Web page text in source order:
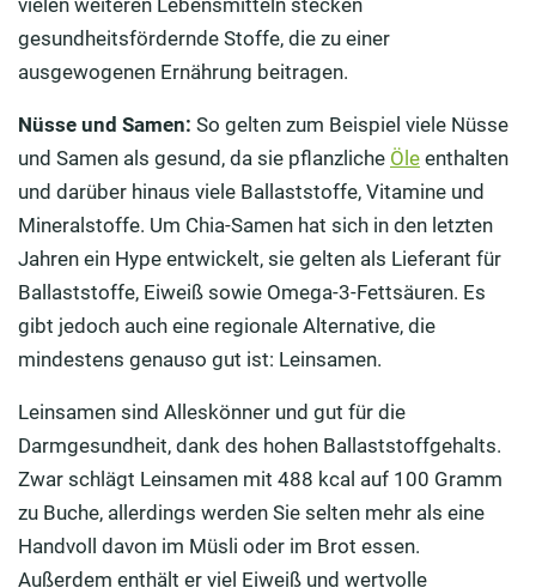
vielen weiteren Lebensmitteln stecken
gesundheitsfördernde Stoffe, die zu einer
ausgewogenen Ernährung beitragen.
Nüsse und Samen: So gelten zum Beispiel viele Nüsse
und Samen als gesund, da sie pflanzliche Öle enthalten
und darüber hinaus viele Ballaststoffe, Vitamine und
Mineralstoffe. Um Chia-Samen hat sich in den letzten
Jahren ein Hype entwickelt, sie gelten als Lieferant für
Ballaststoffe, Eiweiß sowie Omega-3-Fettsäuren. Es
gibt jedoch auch eine regionale Alternative, die
mindestens genauso gut ist: Leinsamen.
Leinsamen sind Alleskönner und gut für die
Darmgesundheit, dank des hohen Ballaststoffgehalts.
Zwar schlägt Leinsamen mit 488 kcal auf 100 Gramm
zu Buche, allerdings werden Sie selten mehr als eine
Handvoll davon im Müsli oder im Brot essen.
Außerdem enthält er viel Eiweiß und wertvolle